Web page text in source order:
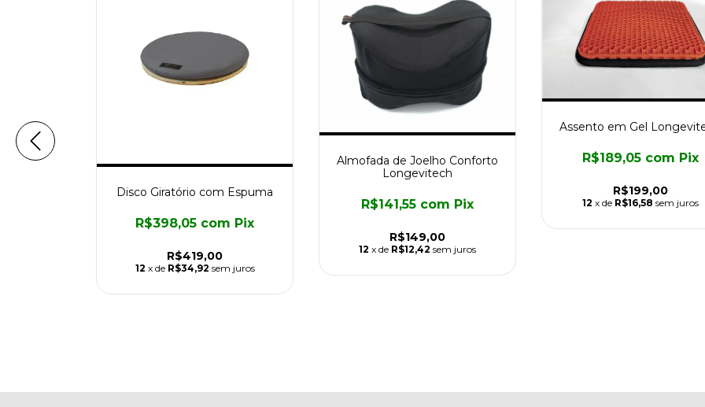
Disco Giratório com Espuma
R$419,00
R$398,05 com Pix
12 x de R$34,92 sem juros
Almofada de Joelho Conforto
Longevitech
R$149,00
R$141,55 com Pix
12 x de R$12,42 sem juros
Assento em Gel
R$199,00
R$189,05 com Pix
12 x de R$16,58 sem juros